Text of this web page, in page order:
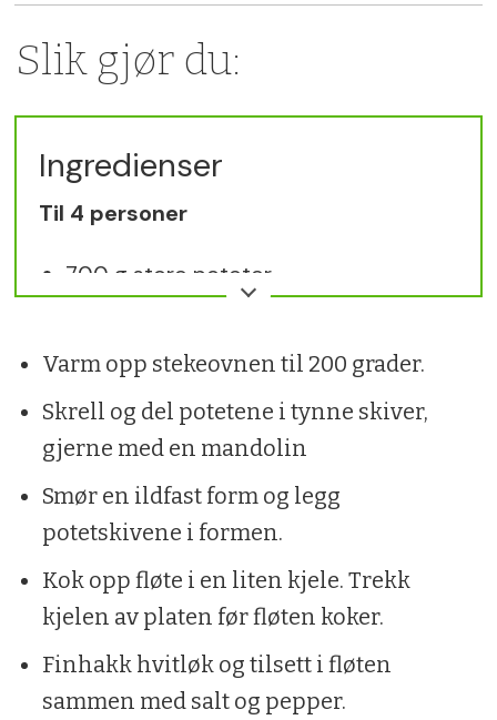
Slik gjør du:
Ingredienser
Til 4 personer
700 g store poteter
220 g revet ost
4 dl matfløte
1 fedd hvitløk1 ts salt
Varm opp stekeovnen til 200 grader.
Skrell og del potetene i tynne skiver,
gjerne med en mandolin
Smør en ildfast form og legg
potetskivene i formen.
Kok opp fløte i en liten kjele. Trekk
kjelen av platen før fløten koker.
Finhakk hvitløk og tilsett i fløten
sammen med salt og pepper.